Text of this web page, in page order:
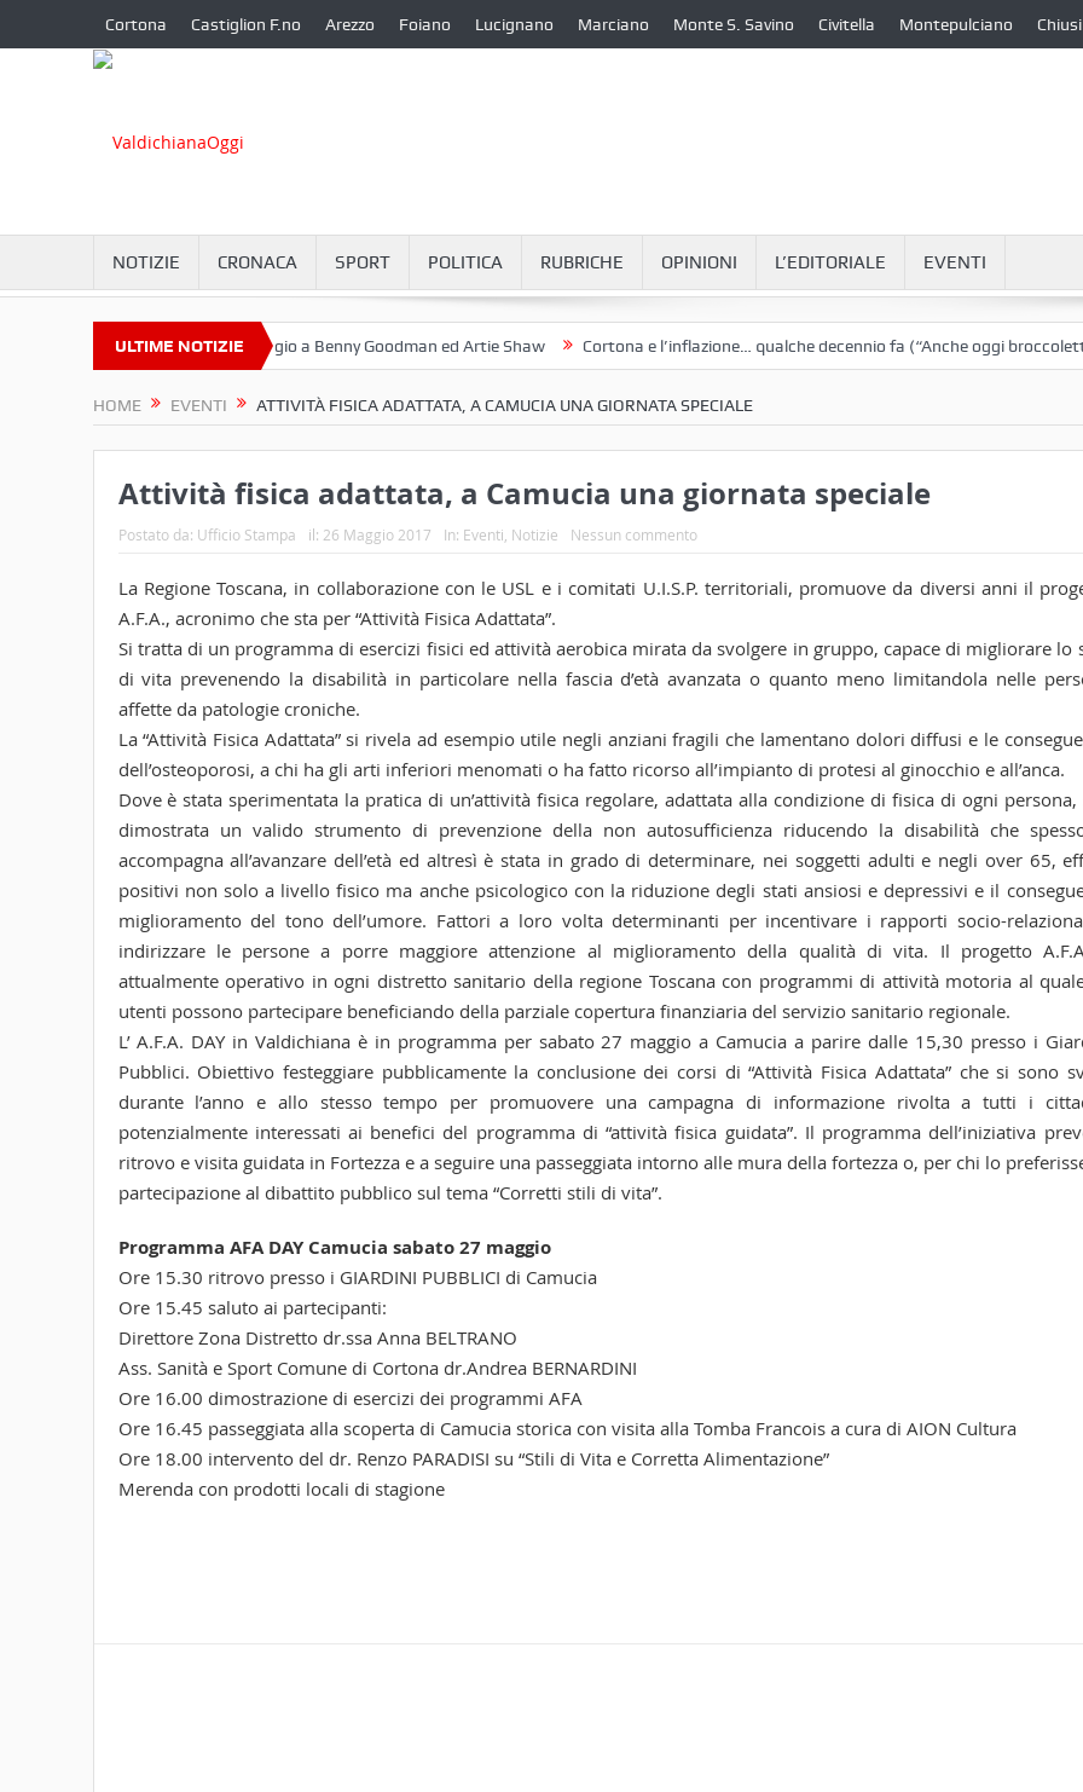
Cortona Castiglion F.no Arezzo Foiano Lucignano Marciano Monte S. Savino Civitella Montepulciano Chiusi
NOTIZIE CRONACA SPORT POLITICA RUBRICHE OPINIONI L’EDITORIALE EVENTI
ULTIME NOTIZIE
a Camucia? Omaggio a Benny Goodman ed Artie Shaw Cortona e l’inflazione… qualche decennio fa (“Anche oggi broccoletti e
HOME EVENTI ATTIVITÀ FISICA ADATTATA, A CAMUCIA UNA GIORNATA SPECIALE
Attività fisica adattata, a Camucia una giornata speciale
Postato da: Ufficio Stampa il: 26 Maggio 2017 In: Eventi Notizie Nessun commento
La Regione Toscana, in collaborazione con le USL e i comitati U.I.S.P. territoriali, promuove da diversi anni il
A.F.A., acronimo che sta per “Attività Fisica Adattata”.
Si tratta di un programma di esercizi fisici ed attività aerobica mirata da svolgere in gruppo, capace di migliorare lo
di vita prevenendo la disabilità in particolare nella fascia d’età avanzata o quanto meno limitandola nelle
affette da patologie croniche.
La “Attività Fisica Adattata” si rivela ad esempio utile negli anziani fragili che lamentano dolori diffusi e le
dell’osteoporosi, a chi ha gli arti inferiori menomati o ha fatto ricorso all’impianto di protesi al ginocchio e all’anca.
Dove è stata sperimentata la pratica di un’attività fisica regolare, adattata alla condizione di fisica di ogni persona,
dimostrata un valido strumento di prevenzione della non autosufficienza riducendo la disabilità che
accompagna all’avanzare dell’età ed altresì è stata in grado di determinare, nei soggetti adulti e negli over 65,
positivi non solo a livello fisico ma anche psicologico con la riduzione degli stati ansiosi e depressivi e il
miglioramento del tono dell’umore. Fattori a loro volta determinanti per incentivare i rapporti socio-
indirizzare le persone a porre maggiore attenzione al miglioramento della qualità di vita. Il progetto
attualmente operativo in ogni distretto sanitario della regione Toscana con programmi di attività motoria al
utenti possono partecipare beneficiando della parziale copertura finanziaria del servizio sanitario regionale.
L’ A.F.A. DAY in Valdichiana è in programma per sabato 27 maggio a Camucia a parire dalle 15,30 presso i
Pubblici. Obiettivo festeggiare pubblicamente la conclusione dei corsi di “Attività Fisica Adattata” che si sono
durante l’anno e allo stesso tempo per promuovere una campagna di informazione rivolta a tutti i
potenzialmente interessati ai benefici del programma di “attività fisica guidata”. Il programma dell’iniziativa
ritrovo e visita guidata in Fortezza e a seguire una passeggiata intorno alle mura della fortezza o, per chi lo
partecipazione al dibattito pubblico sul tema “Corretti stili di vita”.
Programma AFA DAY Camucia sabato 27 maggio
Ore 15.30 ritrovo presso i GIARDINI PUBBLICI di Camucia
Ore 15.45 saluto ai partecipanti:
Direttore Zona Distretto dr.ssa Anna BELTRANO
Ass. Sanità e Sport Comune di Cortona dr.Andrea BERNARDINI
Ore 16.00 dimostrazione di esercizi dei programmi AFA
Ore 16.45 passeggiata alla scoperta di Camucia storica con visita alla Tomba Francois a cura di AION Cultura
Ore 18.00 intervento del dr. Renzo PARADISI su “Stili di Vita e Corretta Alimentazione”
Merenda con prodotti locali di stagione